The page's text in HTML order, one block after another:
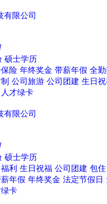
有限公司
硕士学历
险 年终奖金 带薪年假 全
公司旅游 公司团建 生日
人才绿卡
有限公司
硕士学历
利 生日祝福 公司团建 包住
年假 年终奖金 法定节假日
卡